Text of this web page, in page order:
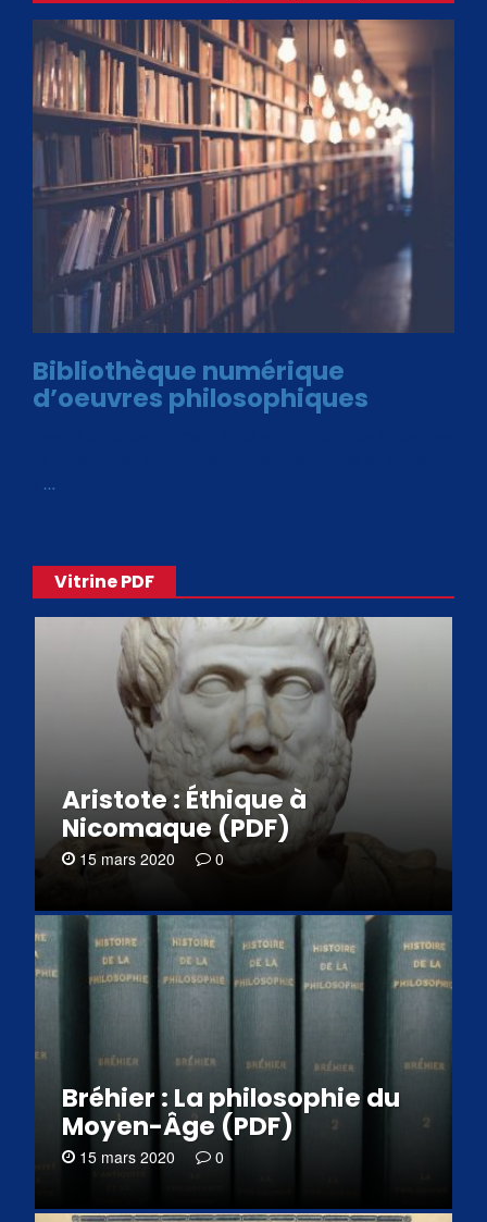
Bibliothèque numérique
d’oeuvres philosophiques
…
Vitrine PDF
Aristote : Éthique à
Nicomaque (PDF)
15 mars 2020 0
Bréhier : La philosophie du
Moyen-Âge (PDF)
15 mars 2020 0